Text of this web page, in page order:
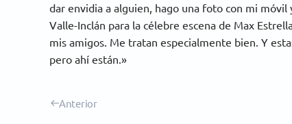
dar envidia a alguien, hago una foto con mi móvil
Valle-Inclán para la célebre escena de Max
mis amigos. Me tratan especialmente bien. Y
pero ahí están.»
Anterior